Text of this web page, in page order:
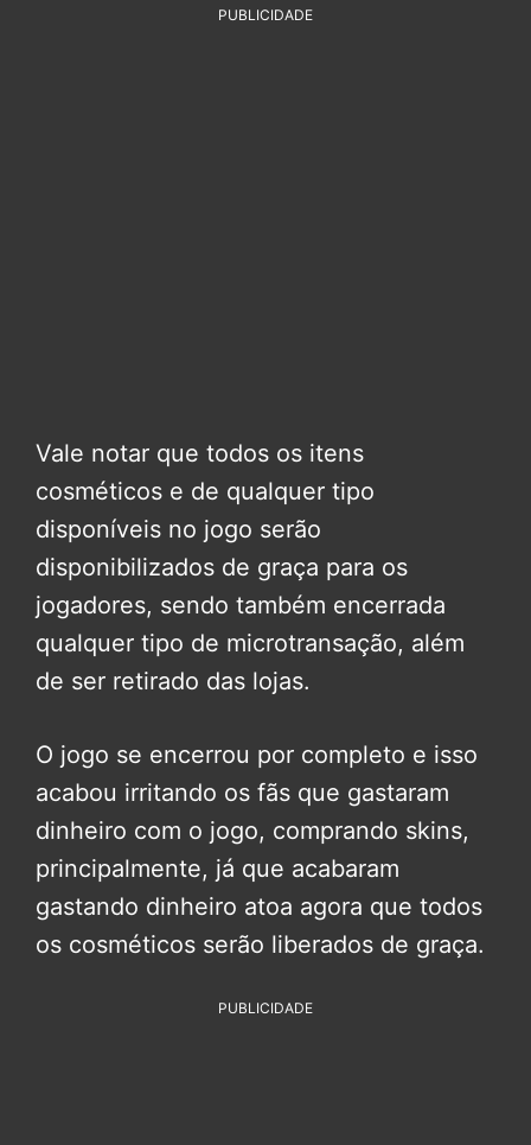
PUBLICIDADE
Vale notar que todos os itens
cosméticos e de qualquer tipo
disponíveis no jogo serão
disponibilizados de graça para os
jogadores, sendo também encerrada
qualquer tipo de microtransação, além
de ser retirado das lojas.
O jogo se encerrou por completo e isso
acabou irritando os fãs que gastaram
dinheiro com o jogo, comprando skins,
principalmente, já que acabaram
gastando dinheiro atoa agora que todos
os cosméticos serão liberados de graça.
PUBLICIDADE